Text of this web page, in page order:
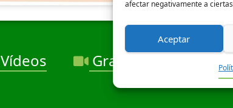
afectar negativamente a
Aceptar
Vídeos Grabaciones de